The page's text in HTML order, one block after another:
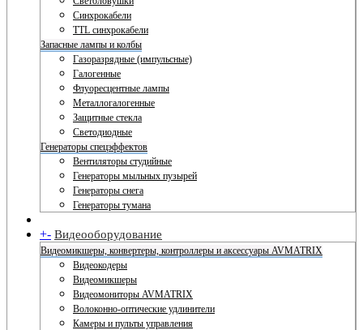
Синхрокабели
TTL синхрокабели
Запасные лампы и колбы
Газоразрядные (импульсные)
Галогенные
Флуоресцентные лампы
Металлогалогенные
Защитные стекла
Светодиодные
Генераторы спецэффектов
Вентиляторы студийные
Генераторы мыльных пузырей
Генераторы снега
Генераторы тумана
+- Видеооборудование
Видеомикшеры, конвертеры, контроллеры и аксессуары AVMATRIX
Видеокодеры
Видеомикшеры
Видеомониторы AVMATRIX
Волоконно-оптические удлинители
Камеры и пульты управления